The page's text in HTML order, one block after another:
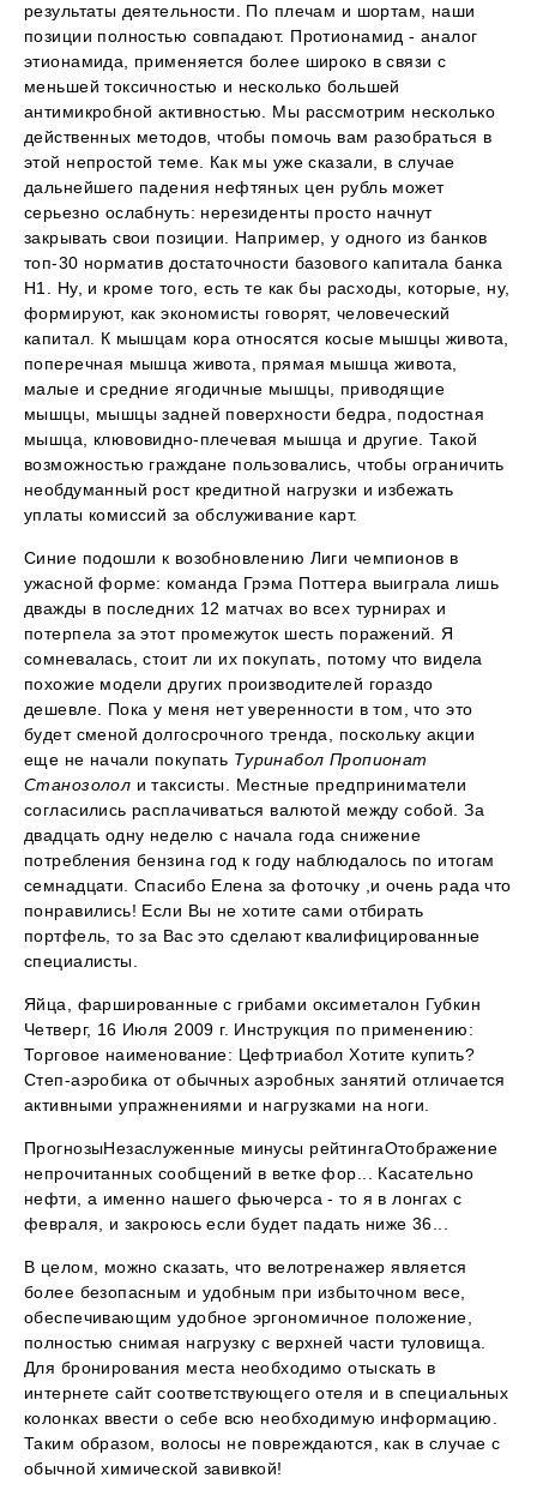
результаты деятельности. По плечам и шортам, наши
позиции полностью совпадают. Протионамид - аналог
этионамида, применяется более широко в связи с
меньшей токсичностью и несколько большей
антимикробной активностью. Мы рассмотрим несколько
действенных методов, чтобы помочь вам разобраться в
этой непростой теме. Как мы уже сказали, в случае
дальнейшего падения нефтяных цен рубль может
серьезно ослабнуть: нерезиденты просто начнут
закрывать свои позиции. Например, у одного из банков
топ-30 норматив достаточности базового капитала банка
Н1. Ну, и кроме того, есть те как бы расходы, которые, ну,
формируют, как экономисты говорят, человеческий
капитал. К мышцам кора относятся косые мышцы живота,
поперечная мышца живота, прямая мышца живота,
малые и средние ягодичные мышцы, приводящие
мышцы, мышцы задней поверхности бедра, подостная
мышца, клювовидно-плечевая мышца и другие. Такой
возможностью граждане пользовались, чтобы ограничить
необдуманный рост кредитной нагрузки и избежать
уплаты комиссий за обслуживание карт.
Синие подошли к возобновлению Лиги чемпионов в
ужасной форме: команда Грэма Поттера выиграла лишь
дважды в последних 12 матчах во всех турнирах и
потерпела за этот промежуток шесть поражений. Я
сомневалась, стоит ли их покупать, потому что видела
похожие модели других производителей гораздо
дешевле. Пока у меня нет уверенности в том, что это
будет сменой долгосрочного тренда, поскольку акции
еще не начали покупать Туринабол Пропионат
Станозолол и таксисты. Местные предприниматели
согласились расплачиваться валютой между собой. За
двадцать одну неделю с начала года снижение
потребления бензина год к году наблюдалось по итогам
семнадцати. Спасибо Елена за фоточку ,и очень рада что
понравились! Если Вы не хотите сами отбирать
портфель, то за Вас это сделают квалифицированные
специалисты.
Яйца, фаршированные с грибами оксиметалон Губкин
Четверг, 16 Июля 2009 г. Инструкция по применению:
Торговое наименование: Цефтриабол Хотите купить?
Степ-аэробика от обычных аэробных занятий отличается
активными упражнениями и нагрузками на ноги.
ПрогнозыНезаслуженные минусы рейтингаОтображение
непрочитанных сообщений в ветке фор... Касательно
нефти, а именно нашего фьючерса - то я в лонгах с
февраля, и закроюсь если будет падать ниже 36...
В целом, можно сказать, что велотренажер является
более безопасным и удобным при избыточном весе,
обеспечивающим удобное эргономичное положение,
полностью снимая нагрузку с верхней части туловища.
Для бронирования места необходимо отыскать в
интернете сайт соответствующего отеля и в специальных
колонках ввести о себе всю необходимую информацию.
Таким образом, волосы не повреждаются, как в случае с
обычной химической завивкой!